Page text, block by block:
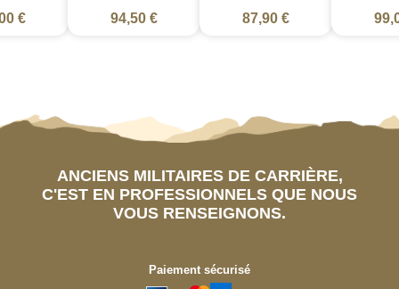
€ 94,50 € 87,90 €
ANCIENS MILITAIRES DE CARRIÈRE,
C'EST EN PROFESSIONNELS QUE NOUS
VOUS RENSEIGNONS.
Paiement sécurisé